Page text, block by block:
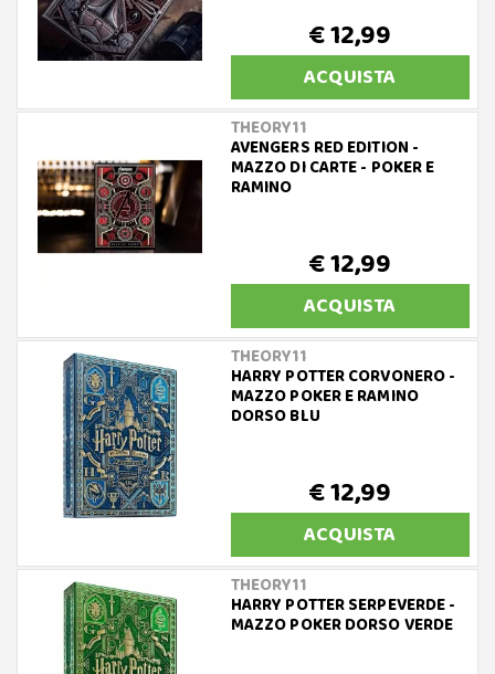
€ 12,99
ACQUISTA
THEORY11
AVENGERS RED EDITION -
MAZZO DI CARTE - POKER E
RAMINO
€ 12,99
ACQUISTA
THEORY11
HARRY POTTER CORVONERO -
MAZZO POKER E RAMINO
DORSO BLU
€ 12,99
ACQUISTA
THEORY11
HARRY POTTER SERPEVERDE -
MAZZO POKER DORSO VERDE